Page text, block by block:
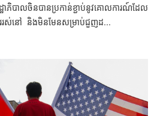
រដ្ឋាភិបាល​ចិន​បាន​ប្រកាន់ខ្ជាប់​នូវ​គោលការណ៍​ដែល​
ារ​រស់នៅ និង​មិនមែន​សម្រាប់​ជួញដ...